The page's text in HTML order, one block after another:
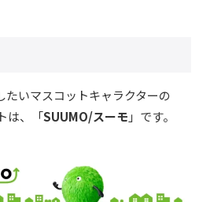
たいマスコットキャラクターの
は、「SUUMO/スーモ 」です。